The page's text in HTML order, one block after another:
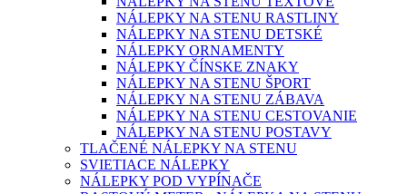
NÁLEPKY NA STENU RASTLINY
NÁLEPKY NA STENU DETSKÉ
NÁLEPKY ORNAMENTY
NÁLEPKY ČÍNSKE ZNAKY
NÁLEPKY NA STENU ŠPORT
NÁLEPKY NA STENU ZÁBAVA
NÁLEPKY NA STENU CESTOVANIE
NÁLEPKY NA STENU POSTAVY
TLAČENÉ NÁLEPKY NA STENU
SVIETIACE NÁLEPKY
NÁLEPKY POD VYPÍNAČE